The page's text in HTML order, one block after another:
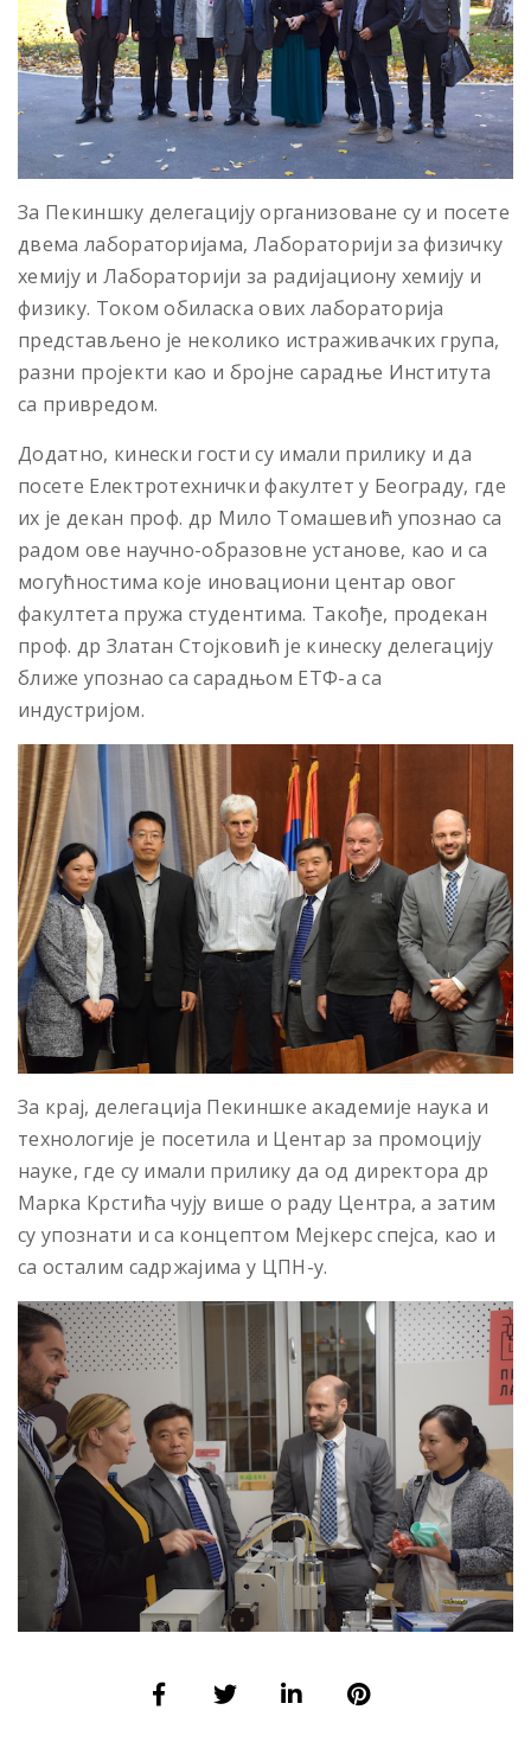
За Пекиншку делегацију организоване су и посете
двема лабораторијама, Лабораторији за физичку
хемију и Лабораторији за радијациону хемију и
физику. Током обиласка ових лабораторија
представљено је неколико истраживачких група,
разни пројекти као и бројне сарадње Института
са привредом.
Додатно, кинески гости су имали прилику и да
посете Електротехнички факултет у Београду, где
их је декан проф. др Мило Томашевић упознао са
радом ове научно-образовне установе, као и са
могућностима које иновациони центар овог
факултета пружа студентима. Такође, продекан
проф. др Златан Стојковић је кинеску делегацију
ближе упознао са сарадњом ЕТФ-а са
индустријом.
За крај, делегација Пекиншке академије наука и
технологије је посетила и Центар за промоцију
науке, где су имали прилику да од директора др
Марка Крстића чују више о раду Центра, а затим
су упознати и са концептом Мејкерс спејса, као и
са осталим садржајима у ЦПН-у.